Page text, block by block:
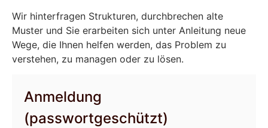
Wir hinterfragen Strukturen, durchbrechen alte
Muster und Sie erarbeiten sich unter Anleitung neue
Wege, die Ihnen helfen werden, das Problem zu
verstehen, zu managen oder zu lösen.
Anmeldung
(passwortgeschützt)